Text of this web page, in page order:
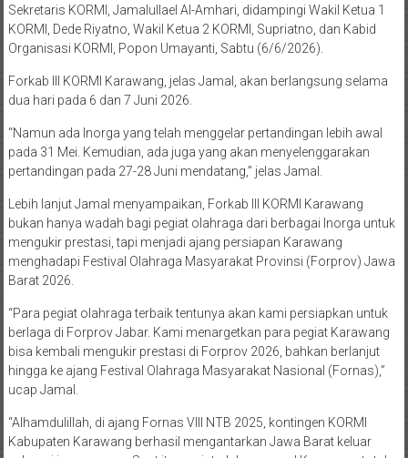
Sekretaris KORMI, Jamalullael Al-Amhari, didampingi Wakil Ketua 1
KORMI, Dede Riyatno, Wakil Ketua 2 KORMI, Supriatno, dan Kabid
Organisasi KORMI, Popon Umayanti, Sabtu (6/6/2026).
Forkab III KORMI Karawang, jelas Jamal, akan berlangsung selama
dua hari pada 6 dan 7 Juni 2026.
“Namun ada Inorga yang telah menggelar pertandingan lebih awal
pada 31 Mei. Kemudian, ada juga yang akan menyelenggarakan
pertandingan pada 27-28 Juni mendatang,” jelas Jamal.
Lebih lanjut Jamal menyampaikan, Forkab III KORMI Karawang
bukan hanya wadah bagi pegiat olahraga dari berbagai Inorga untuk
mengukir prestasi, tapi menjadi ajang persiapan Karawang
menghadapi Festival Olahraga Masyarakat Provinsi (Forprov) Jawa
Barat 2026.
“Para pegiat olahraga terbaik tentunya akan kami persiapkan untuk
berlaga di Forprov Jabar. Kami menargetkan para pegiat Karawang
bisa kembali mengukir prestasi di Forprov 2026, bahkan berlanjut
hingga ke ajang Festival Olahraga Masyarakat Nasional (Fornas),”
ucap Jamal.
“Alhamdulillah, di ajang Fornas VIII NTB 2025, kontingen KORMI
Kabupaten Karawang berhasil mengantarkan Jawa Barat keluar